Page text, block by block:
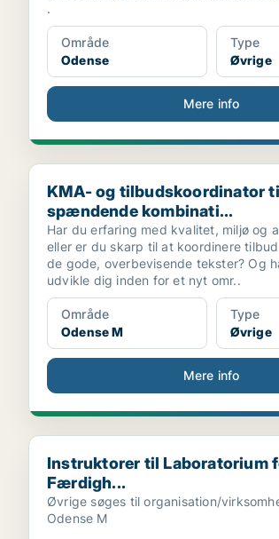
.
Område
Odense
Type
Øvrige
Mere info
KMA- og tilbudskoordinator til
KMA- og tilbudskoordinator
spændende kombinati...
Har du erfaring med kvalitet, miljø og
eller er du skarp til at koordinere
de gode, overbevisende tekster? Og
udvikle dig inden for et nyt omr..
Område
Odense M
Type
Øvrige
Mere info
Instruktorer til Laboratorium for
Instruktorer til Laboratorium
Færdigh...
Øvrige søges til organisation/
Odense M